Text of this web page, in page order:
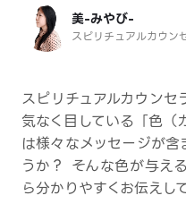
おすすめの占い師
よくある質問
えもじの子（占）12星座占い
占い記事
お知らせ
美-みやび-
スピリチュアルカウン
スピリチュアルカウン
気なく目している「色
は様々なメッセージが
うか？ そんな色が与え
ら分かりやすくお伝えし